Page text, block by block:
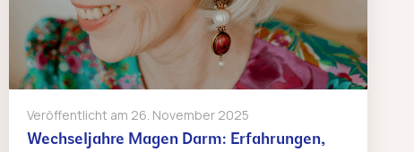
Veröffentlicht am 26. November 2025
Wechseljahre Magen Darm: Erfahrungen,